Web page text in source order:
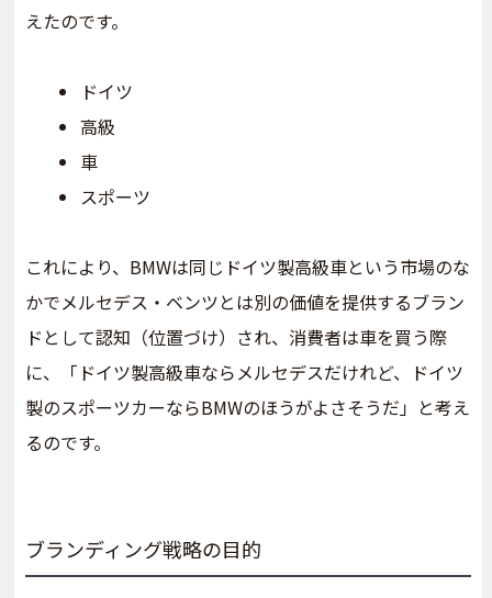
えたのです。
ドイツ
高級
車
スポーツ
これにより、BMWは同じドイツ製高級車という市場のな
かでメルセデス・ベンツとは別の価値を提供するブラン
ドとして認知（位置づけ）され、消費者は車を買う際
に、「ドイツ製高級車ならメルセデスだけれど、ドイツ
製のスポーツカーならBMWのほうがよさそうだ」と考え
るのです。
ブランディング戦略の目的